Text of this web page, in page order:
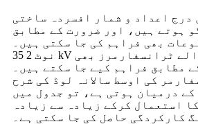
میں درج اعداد و شمار افسردہ ساختی
ہوتے ہیں، اور ضرورت کے مطابق
بھی فراہم کی جا سکتی ہیں۔
نوٹ 2 35 kV کے کم وولٹیج والے ٹرانسفارمرز بھی
مطابق فراہم کیے جا سکتے ہیں۔
کی اوسط سالانہ لوڈ کی شرح
اور 50% کے درمیان ہوتی ہے، تو جدول میں
استعمال کرکے زیادہ سے زیادہ
کارکردگی حاصل کی جا سکتی ہے۔